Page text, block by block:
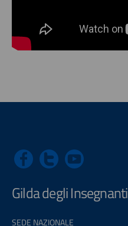
Gilda degli Insegnanti
SEDE NAZIONALE